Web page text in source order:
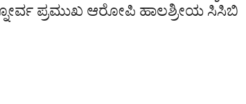
ಪ್ರಮುಖ ಆರೋಪಿ ಹಾಲಶ್ರೀಯ ಸಿಸಿಬಿ